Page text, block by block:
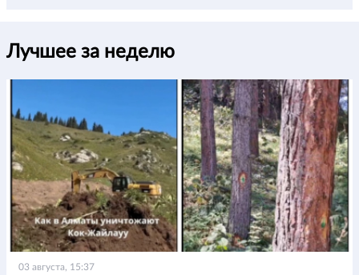
Лучшее за неделю
03 августа, 15:37